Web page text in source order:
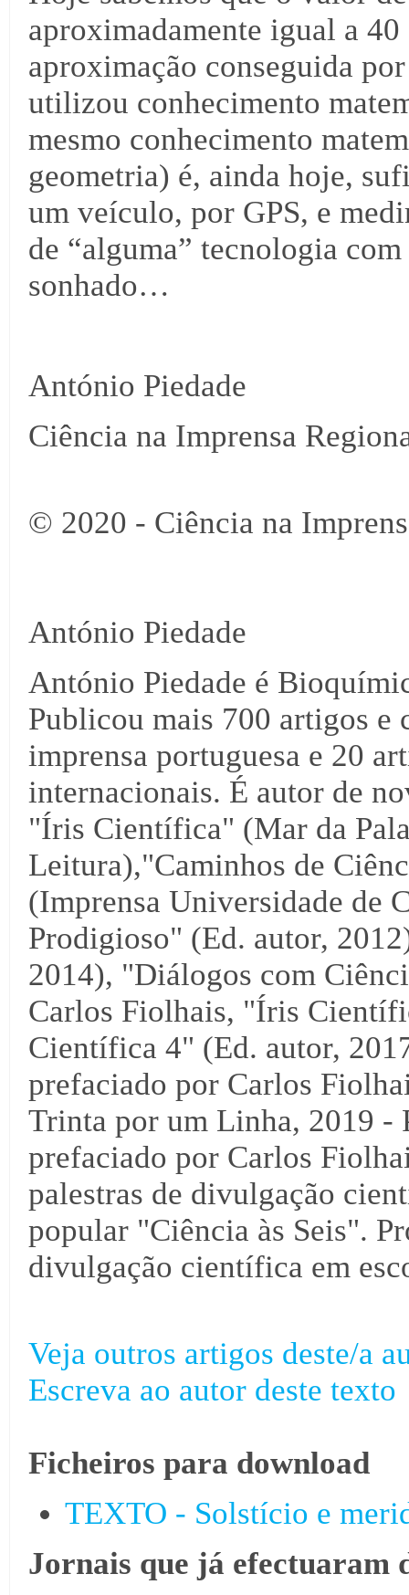
aproximadamente igual a
aproximação conseguida
utilizou conhecimento
mesmo conhecimento
geometria) é, ainda hoje,
um veículo, por GPS, e
de “alguma” tecnologia
sonhado…
António Piedade
Ciência na Imprensa
© 2020 - Ciência na
António Piedade
António Piedade é
Publicou mais 700 artigos
imprensa portuguesa e 20
internacionais. É autor de
"Íris Científica" (Mar da
Leitura),"Caminhos de
(Imprensa Universidade de
Prodigioso" (Ed. autor,
2014), "Diálogos com
Carlos Fiolhais, "Íris
Científica 4" (Ed. autor,
prefaciado por Carlos
Trinta por um Linha, 2019 -
prefaciado por Carlos
palestras de divulgação
popular "Ciência às Seis".
divulgação científica em
Veja outros artigos deste/a
Escreva ao autor deste texto
Ficheiros para download
TEXTO - Solstício e
Jornais que já efectuaram